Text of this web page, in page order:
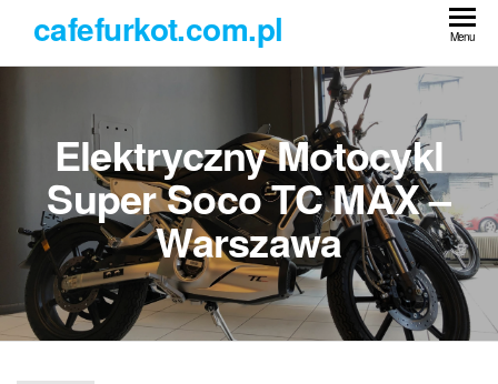
treści
cafefurkot.com.pl Menu
Elektryczny Motocykl
Super Soco TC MAX –
Warszawa